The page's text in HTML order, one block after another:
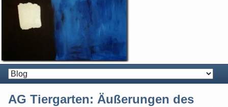
AG Tiergarten: Äußerungen des